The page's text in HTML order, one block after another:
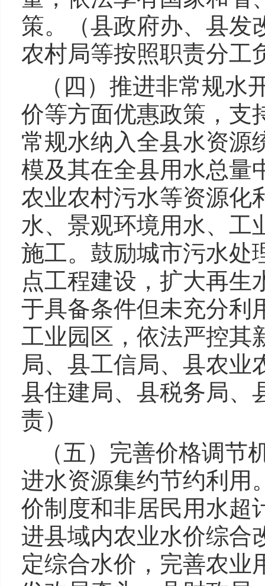
策。（县政府办、县发
农村局等按照职责分工
（四）推进非常规
价等方面优惠政策，支
常规水纳入全县水资源
模及其在全县用水总量
农业农村污水等资源化
水、景观环境用水、工
施工。鼓励城市污水处
点工程建设，扩大再生
于具备条件但未充分利
工业园区，依法严控其
局、县工信局、县农业
县住建局、县税务局、
责）
（五）完善价格调
进水资源集约节约利用
价制度和非居民用水超
进县域内农业水价综合
定综合水价，完善农业